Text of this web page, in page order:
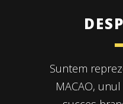
Suntem
MACAO,